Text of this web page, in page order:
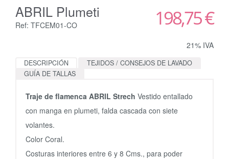
ABRIL Plumeti
Ref: TFCEM01-CO 198,75 €
21% IVA
DESCRIPCIÓN
TEJIDOS / CONSEJOS DE LAVADO
GUÍA DE TALLAS
Traje de flamenca ABRIL Strech Vestido entallado
con manga en plumeti, falda cascada con siete
volantes.
Color Coral.
Costuras interiores entre 6 y 8 Cms., para poder